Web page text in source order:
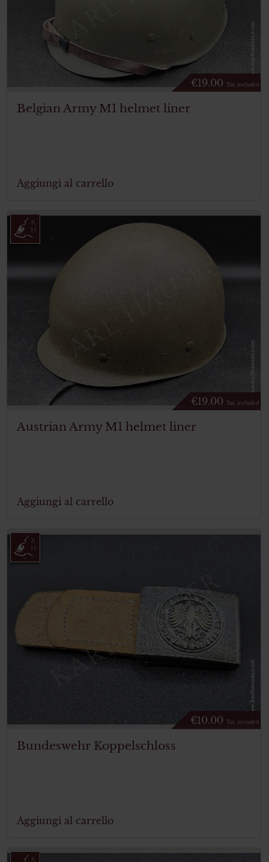
€19.00 Tax. included
Belgian Army M1 helmet liner
Aggiungi al carrello
€19.00 Tax. included
Austrian Army M1 helmet liner
Aggiungi al carrello
€10.00 Tax. included
Bundeswehr Koppelschloss
Aggiungi al carrello